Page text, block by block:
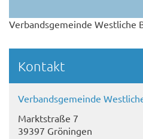
Verbandsgemeinde Westliche
Kontakt
Verbandsgemeinde
Marktstraße 7
39397 Gröningen